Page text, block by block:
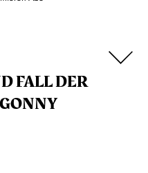
FALL DER